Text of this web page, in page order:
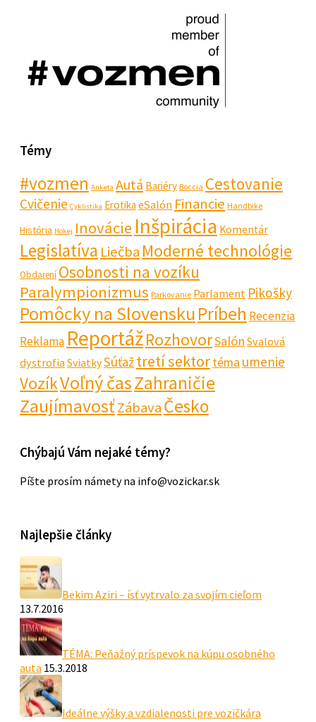
Témy
#vozmen Anketa Autá Bariéry Boccia Cestovanie
Cvičenie Cyklistika Erotika eSalón Financie Handbike
História Hokej Inovácie Inšpirácia Komentár
Legislatíva Liečba Moderné technológie
Obdarení Osobnosti na vozíku
Paralympionizmus Parkovanie Parlament Pikošky
Pomôcky na SlovenskuPríbeh Recenzia
Reklama ReportážRozhovorSalón Svalová
dystrofiaSviatkySúťažtretí sektortéma umenie
VozíkVoľný časZahraničie
ZaujímavosťZábavaČesko
Chýbajú Vám nejaké témy?
Píšte prosím námety na info@vozickar.sk
Najlepšie články
Bekim Aziri – ísť vytrvalo za svojím cieľom
13.7.2016
TÉMA: Peňažný príspevok na kúpu osobného
auta 15.3.2018
Ideálne výšky a vzdialenosti pre vozičkára